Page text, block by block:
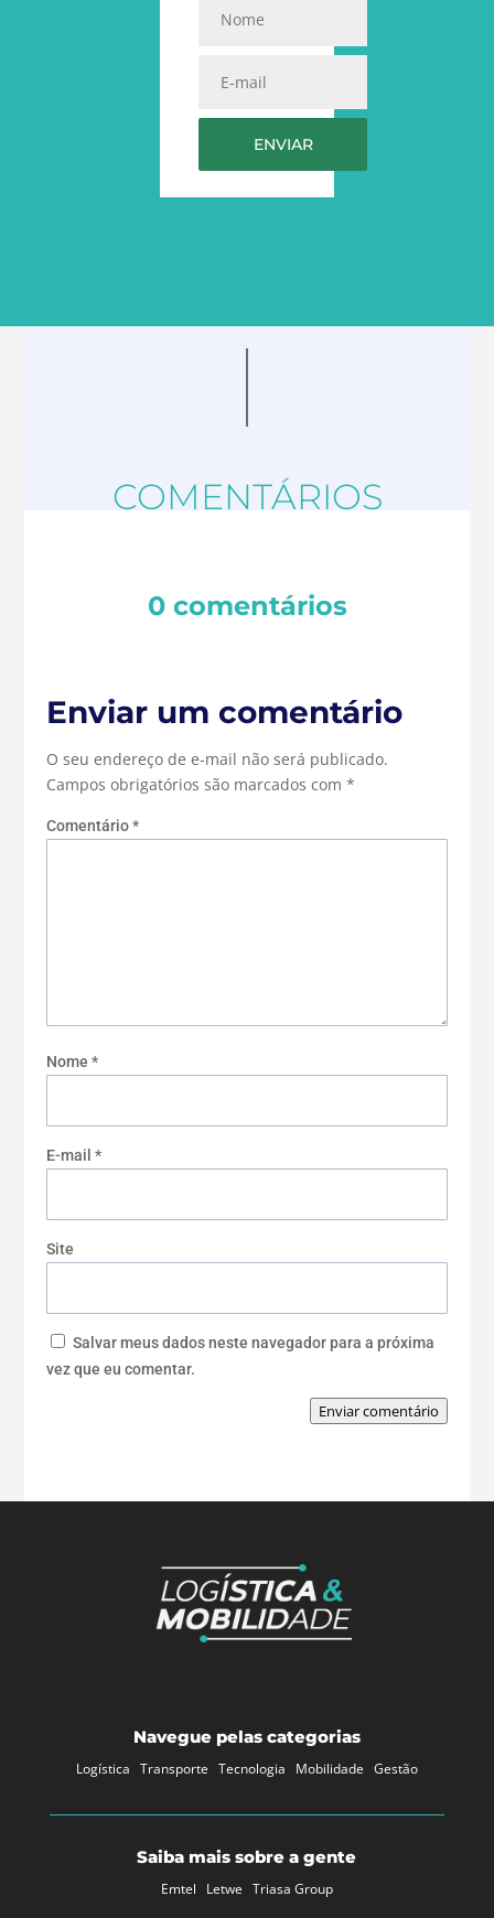
COMENTÁRIOS
0 comentários
Enviar um comentário
O seu endereço de e-mail não será publicado.
Campos obrigatórios são marcados com*
Comentário*
Nome*
E-mail*
Site
Salvar meus dados neste navegador para a próxima
vez que eu comentar.
Enviar comentário
Navegue pelas categorias
Logística Transporte Tecnologia Mobilidade Gestão
Saiba mais sobre a gente
Emtel Letwe Triasa Group